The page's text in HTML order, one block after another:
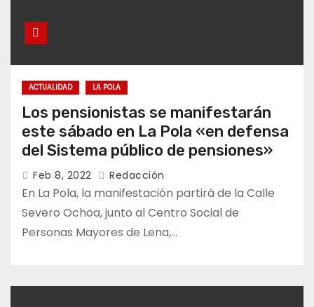
ACTUALIDAD LA POLA
Los pensionistas se manifestarán
este sábado en La Pola «en defensa
del Sistema público de pensiones»
Feb 8, 2022 Redacción
En La Pola, la manifestación partirá de la Calle
Severo Ochoa, junto al Centro Social de
Personas Mayores de Lena,…